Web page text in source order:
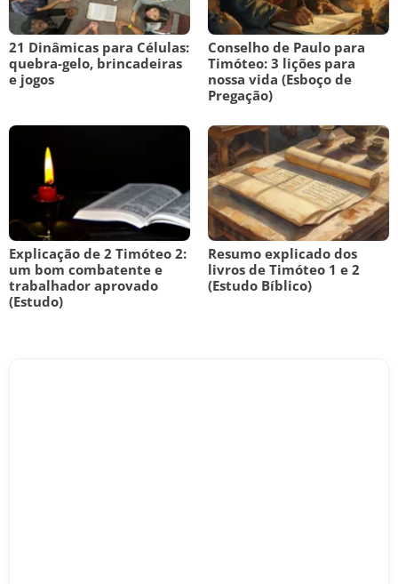
21 Dinâmicas para Células:
quebra-gelo, brincadeiras
e jogos
Conselho de Paulo para
Timóteo: 3 lições para
nossa vida (Esboço de
Pregação)
Explicação de 2 Timóteo 2:
um bom combatente e
trabalhador aprovado
(Estudo)
Resumo explicado dos
livros de Timóteo 1 e 2
(Estudo Bíblico)